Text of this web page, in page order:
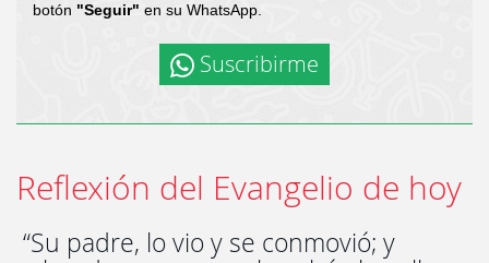
botón "Seguir" en su WhatsApp.
Suscribirme
Reflexión del Evangelio de hoy
“Su padre, lo vio y se conmovió; y